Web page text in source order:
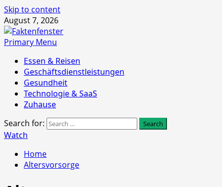
Skip to content
August 7, 2026
Primary Menu
Essen & Reisen
Geschäftsdienstleistungen
Gesundheit
Technologie & SaaS
Zuhause
Search for:
Watch
Home
Altersvorsorge